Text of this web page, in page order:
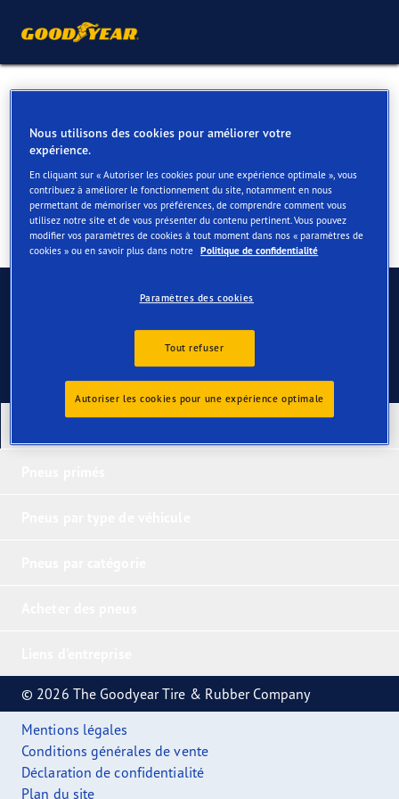
Pneus été pour votre VW
Sharan
© 2026 The Goodyear Tire & Rubber Company
Mentions légales
Conditions générales de vente
Déclaration de confidentialité
Plan du site
Nous utilisons des cookies pour améliorer votre
expérience.
En cliquant sur « Autoriser les cookies pour une expérience optimale », vous
contribuez à améliorer le fonctionnement du site, notamment en nous
permettant de mémoriser vos préférences, de comprendre comment vous
utilisez notre site et de vous présenter du contenu pertinent. Vous pouvez
modifier vos paramètres de cookies à tout moment dans nos « paramètres de
cookies » ou en savoir plus dans notre Politique de confidentialité
Paramètres des cookies
Tout refuser
Autoriser les cookies pour une expérience optimale